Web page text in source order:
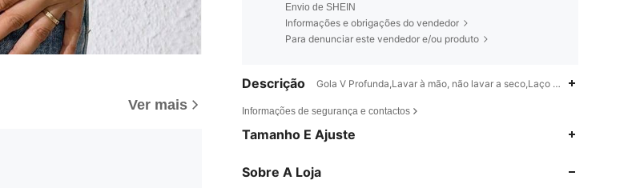
Ver mais
Envio de SHEIN
Informações e obrigações do vendedor
Para denunciar este vendedor e/ou produto
Descrição Gola V Profunda,Lavar à mão, não lavar a seco,Laço Contraste
Informações de segurança e contactos
Tamanho E Ajuste
Sobre A Loja
4,67